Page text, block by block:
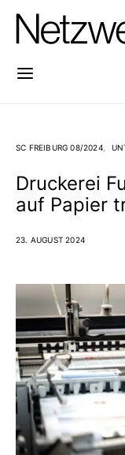
SC FREIBURG 08/2024
Druckerei
auf Papier
23. AUGUST 2024